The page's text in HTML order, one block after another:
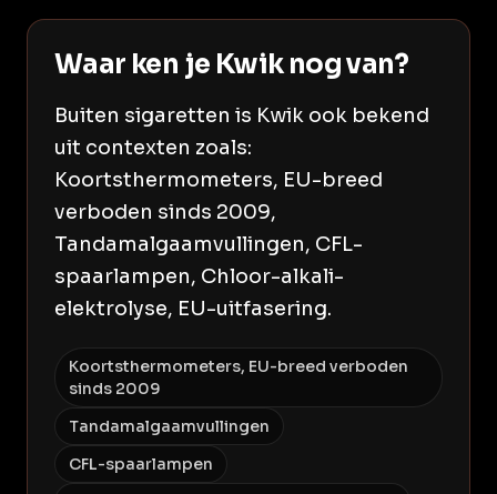
Waar ken je Kwik nog van?
Buiten sigaretten is Kwik ook bekend
uit contexten zoals:
Koortsthermometers, EU-breed
verboden sinds 2009,
Tandamalgaamvullingen, CFL-
spaarlampen, Chloor-alkali-
elektrolyse, EU-uitfasering.
Koortsthermometers, EU-breed verboden
sinds 2009
Tandamalgaamvullingen
CFL-spaarlampen